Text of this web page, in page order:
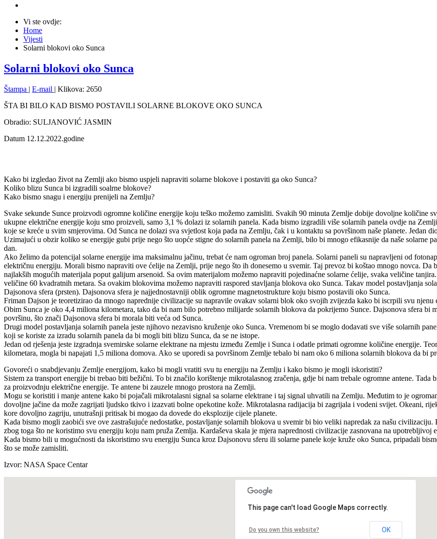
Vi ste ovdje:
Home
Vijesti
Solarni blokovi oko Sunca
Solarni blokovi oko Sunca
Štampa | E-mail | Klikova: 2650
ŠTA BI BILO KAD BISMO POSTAVILI SOLARNE BLOKOVE OKO SUNCA
Obradio: SULJANOVIĆ JASMIN
Datum 12.12.2022.godine
Kako bi izgledao život na Zemlji ako bismo uspjeli napraviti solarne blokove i postaviti ga oko Sunca?
Koliko blizu Sunca bi izgradili soalrne blokove?
Kako bismo snagu i energiju prenijeli na Zemlju?
Svake sekunde Sunce proizvodi ogromne količine energije koju teško možemo zamisliti. Svakih 90 minuta Zemlje dobije dovoljne količine
ukupne električne energije koju smo proizveli, samo 3,1 % dolazi iz solarnih panela. Kada bismo izgradili više solarnih panela ovdje na
koje se kreće u svim smjerovima. Od Sunca ne dolazi sva svjetlost koja pada na Zemlju, čak i u kontaktu sa površinom naše planete. Jedan
Uzimajući u obzir koliko se energije gubi prije nego što uopće stigne do solarnih panela na Zemlji, bilo bi mnogo efikasnije da naše solarne
dan.
Ako želimo da potencijal solarne energije ima maksimalnu jačinu, trebat će nam ogroman broj panela. Solarni paneli su napravljeni od
električnu energiju. Morali bismo napraviti ove ćelije na Zemlji, prije nego što ih donesemo u svemir. Taj prevoz bi koštao mnogo novca. Da
najlakših mogućih materijala poput galijum arsenoid. Sa ovim materijalom možemo napraviti pojedinaćne solarne ćelije, svaka veličine
veličine 60 kvadratnih metara. Sa ovakim blokovima možemo napraviti raspored stavljanja blokova oko Sunca. Takav model postavljanja
Dajsonova sfera (prsten). Dajsonova sfera je najjednostavniji oblik ogromne magnetostrukture koju bismo postavili oko Sunca.
Friman Dajson je teoretizirao da mnogo naprednije civilizacije su napravile ovakav solarni blok oko svojih zvijezda kako bi iscrpili svu njenu
Obim Sunca je oko 4,4 miliona kilometara, tako da bi nam bilo potrebno milijarde solarnih blokova da pokrijemo Sunce. Dajsonova sfera bi
površinu, što znači Dajsonova sfera bi morala biti veća od Sunca.
Drugi model postavljanja solarnih panela jeste njihovo nezavisno kruženje oko Sunca. Vremenom bi se moglo dodavati sve više solarnih
koji se koriste za izradu solarnih panela da bi mogli biti blizu Sunca, da se ne istope.
Jedan od rješenja jeste izgradnja svemirske solarne elektrane na mjestu između Zemlje i Sunca i odatle primati ogromne količine energije.
kilometara, mogla bi napajati 1,5 miliona domova. Ako se uporedi sa površinom Zemlje tebalo bi nam oko 6 miliona solarnih blokova da bi
Govoreći o snabdjevanju Zemlje energijom, kako bi mogli vratiti svu tu energiju na Zemlju i kako bismo je mogli iskoristiti?
Sistem za transport energije bi trebao biti bežični. To bi značilo korištenje mikrotalasnog zračenja, gdje bi nam trebale ogromne antene. Tada
za proizvodnju električne energije. Te antene bi zauzele mnogo prostora na Zemlji.
Mogu se koristiti i manje antene kako bi pojačali mikrotalasni signal sa solarne elektrane i taj signal uhvatili na Zemlju. Međutim to je
dovoljne jačine da može zagrijati ljudsko tkivo i izazvati bolne opekotine kože. Mikrotalasna radijacija bi zagrijala i vodeni svijet. Okeani,
kore dovoljno zagriju, unutrašnji pritisak bi mogao da dovede do eksplozije cijele planete.
Kada bismo mogli zaobići sve ove zastrašujuće nedostatke, postavljanje solarnih blokova u svemir bi bio veliki napredak za našu
zbog toga što ne koristimo svu energiju koju nam pruža Zemlja. Kardaševa skala je mjera naprednosti civilizacije zasnovana na upotrebljivoj
Kada bismo bili u mogućnosti da iskoristimo svu energiju Sunca kroz Dajsonovu sferu ili solarne panele koje kruže oko Sunca, pripadali
što se može zamisliti.
Izvor: NASA Space Centar
This page can't load Google Maps correctly.
Do you own this website? OK